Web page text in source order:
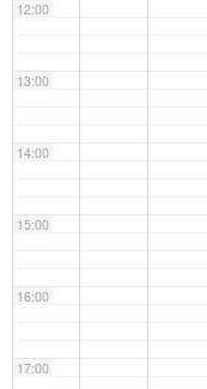
12:00
13:00
14:00
15:00
16:00
17:00